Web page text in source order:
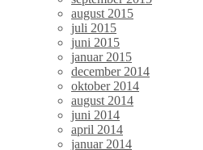
august 2015
juli 2015
juni 2015
januar 2015
december 2014
oktober 2014
august 2014
juni 2014
april 2014
januar 2014